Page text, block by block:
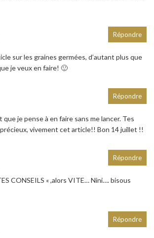
sur les graines germées, d’autant plus que
je veux en faire! 🙂
Répondre
je pense à en faire sans me lancer. Tes
vivement cet article!! Bon 14 juillet !!
Répondre
CONSEILS « ,alors VITE… Nini…. bisous
Répondre
Répondre